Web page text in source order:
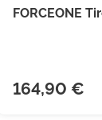
 
FORCEONE
164,90 €